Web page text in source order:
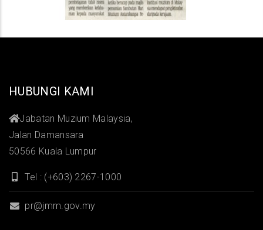
HUBUNGI KAMI
Jabatan Muzium Malaysia,
Jalan Damansara
50566 Kuala Lumpur
Tel : (+603) 2267-1000
pr@jmm.gov.my